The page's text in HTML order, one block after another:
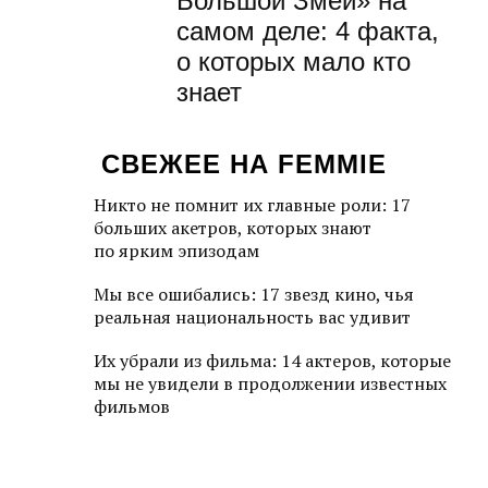
самом деле: 4 факта,
о которых мало кто
знает
СВЕЖЕЕ НА FEMMIE
Никто не помнит их главные роли: 17
больших акетров, которых знают
по ярким эпизодам
Мы все ошибались: 17 звезд кино, чья
реальная национальность вас удивит
Их убрали из фильма: 14 актеров, которые
мы не увидели в продолжении известных
фильмов